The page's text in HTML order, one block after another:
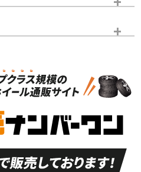
S
新車外し品（新古
付き
A
走行距離も少なく、
非常に状態の良い中
古品